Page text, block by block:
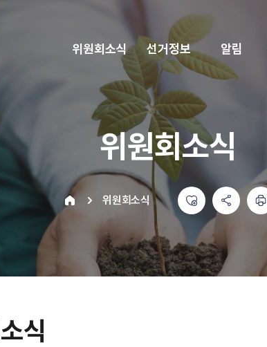
위원회소식 선거정보 알림
위원회소식
위원회소식
식